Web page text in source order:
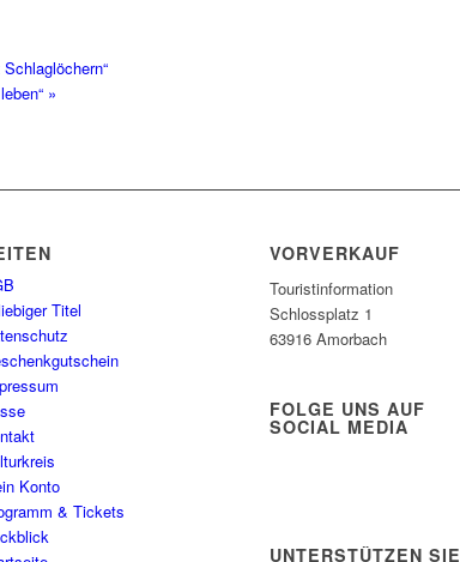
»
Titel
Konto
& Tickets
VORVERKAUF
Touristinformation
Schlossplatz 1
63916 Amorbach
FOLGE UNS AUF
SOCIAL MEDIA
UNTERSTÜTZEN SIE